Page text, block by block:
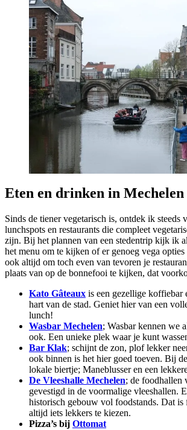
Eten en drinken in Mechelen
Sinds de tiener vegetarisch is, ontdek ik steeds
lunchspots en restaurants die compleet
zijn. Bij het plannen van een stedentrip kijk ik
het menu om te kijken of er genoeg vega
ook altijd om toch even van tevoren je
plaats van op de bonnefooi te kijken, dat
Kato Gâteaux is een gezellige koffiebar
hart van de stad. Geniet hier van een
lunch!
Wasbar Mechelen; Wasbar kennen we
ook. Een unieke plek waar je kunt
Bar Klak; schijnt de zon, plof lekker
ook binnen is het hier goed toeven. Bij
lokale biertje; Maneblusser en een
De Vleeshalle Mechelen; de foodhallen
gevestigd in de voormalige vleeshallen.
historisch gebouw vol foodstands. Dat
altijd iets lekkers te kiezen.
Pizza’s bij Ottomat